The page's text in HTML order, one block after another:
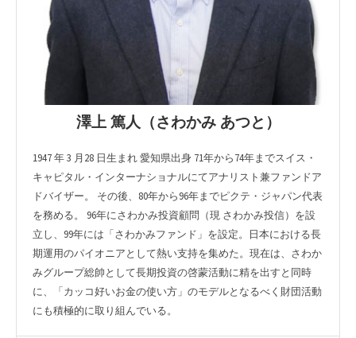
澤上 篤人（さわかみ あつと）
1947 年 3 月28 日生まれ 愛知県出身 71年から74年までスイス・
キャピタル・インターナショナルにてアナリスト兼ファンドア
ドバイザー。 その後、80年から96年までピクテ・ジャパン代表
を務める。 96年にさわかみ投資顧問（現 さわかみ投信）を設
立し、99年には「さわかみファンド」を設定。日本における長
期運用のパイオニアとして熱い支持を集めた。現在は、さわか
みグループ総帥として長期投資の啓蒙活動に精を出すと同時
に、「カッコ好いお金の使い方」のモデルとなるべく財団活動
にも積極的に取り組んでいる。